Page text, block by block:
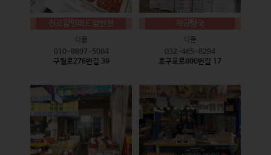
진로할인마트앞반찬
식품
010-8897-5084
구월로276번길 39
착한탕국
식품
032-465-8294
호구포로800번길 17